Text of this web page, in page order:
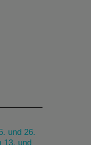
und 26.
13. und